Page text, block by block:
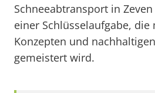
Schneeabtransport in
einer Schlüsselaufgabe,
Konzepten und
gemeistert wird.